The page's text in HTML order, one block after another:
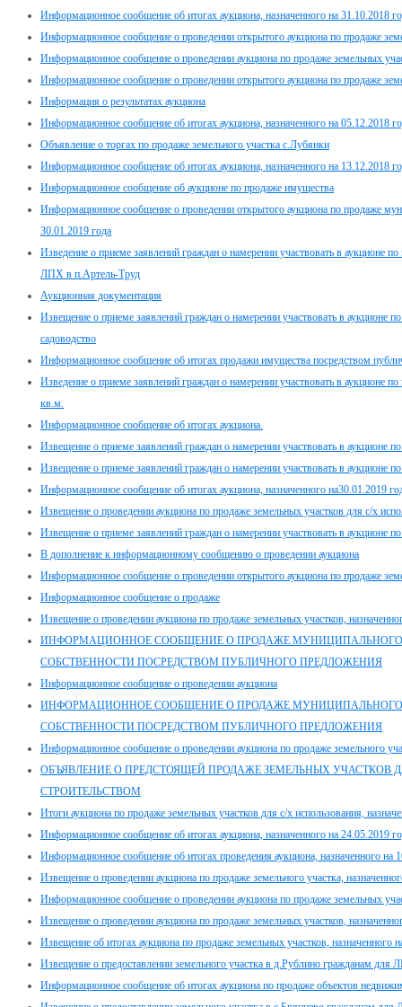
Информационное сообщение об итогах аукциона, назначенного на 31.10.2018
Информационное сообщение о проведении открытого аукциона по продаже
Информационное сообщение о проведении аукциона по продаже земельных
Информационное сообщение о проведении открытого аукциона по продаже
Информация о результатах аукциона
Информационное сообщение об итогах аукциона, назначенного на 05.12.2018
Объявление о торгах по продаже земельного участка с.Лубянки
Информационное сообщение об итогах аукциона, назначенного на 13.12.2018
Информационное сообщение об аукционе по продаже имущества
Информационное сообщение о проведении открытого аукциона по продаже
30.01.2019 года
Изведение о приеме заявлений граждан о намерении участвовать в аукционе
ЛПХ в п.Артель-Труд
Аукционная документация
Извещение о приеме заявлений граждан о намерении участвовать в аукционе
садоводство
Информационное сообщение об итогах продажи имущества посредством
Изведение о приеме заявлений граждан о намерении участвовать в аукционе
кв.м.
Информационное сообщение об итогах аукциона.
Извещение о приеме заявлений граждан о намерении участвовать в аукционе
Извещение о приеме заявлений граждан о намерении участвовать в аукционе
Информационное сообщение об итогах аукциона, назначенного на30.01.2019
Извещение о проведении аукциона по продаже земельных участков для с/х
Извещение о приеме заявлений граждан о намерении участвовать в аукционе
В дополнение к информационному сообщению о проведении аукциона
Информационное сообщение о проведении открытого аукциона по продаже
Информационное сообщение о продаже
Извещение о проведении аукциона по продаже земельных участков,
ИНФОРМАЦИОННОЕ СООБЩЕНИЕ О ПРОДАЖЕ
СОБСТВЕННОСТИ ПОСРЕДСТВОМ ПУБЛИЧНОГО ПРЕДЛОЖЕНИЯ
Информационное сообщение о проведении аукциона
ИНФОРМАЦИОННОЕ СООБЩЕНИЕ О ПРОДАЖЕ
СОБСТВЕННОСТИ ПОСРЕДСТВОМ ПУБЛИЧНОГО ПРЕДЛОЖЕНИЯ
Информационное сообщение о проведении аукциона по продаже земельного
ОБЪЯВЛЕНИЕ О ПРЕДСТОЯЩЕЙ ПРОДАЖЕ ЗЕМЕЛЬНЫХ УЧАСТКОВ
СТРОИТЕЛЬСТВОМ
Итоги аукциона по продаже земельных участков для с/х использования,
Информационное сообщение об итогах аукциона, назначенного на 24.05.2019
Информационное сообщение об итогах проведения аукциона, назначенного на
Извещение о проведении аукциона по продаже земельного участка,
Информационное сообщение о проведении аукциона по продаже земельных
Извещение о проведении аукциона по продаже земельных участков,
Извещение об итогах аукциона по продаже земельных участков, назначенного
Извещение о предоставлении земельного участка в д.Рублино гражданам для
Информационное сообщение об итогах аукциона по продаже объектов